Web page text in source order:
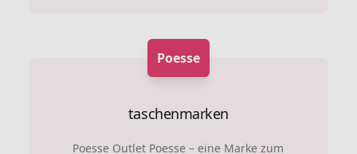
Poesse
taschenmarken
Poesse Outlet Poesse – eine Marke zum